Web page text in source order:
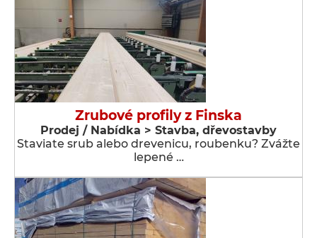
Zrubové profily z Finska
Prodej / Nabídka > Stavba, dřevostavby
Staviate srub alebo drevenicu, roubenku? Zvážte
lepené …